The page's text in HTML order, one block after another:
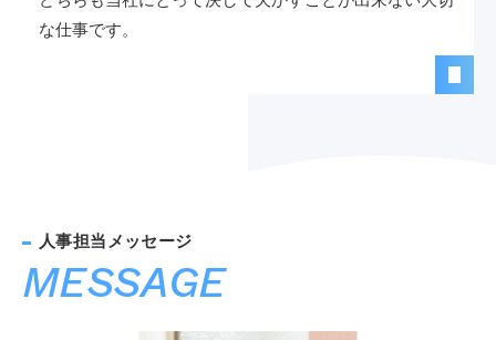
な仕事です。
MESSAGE